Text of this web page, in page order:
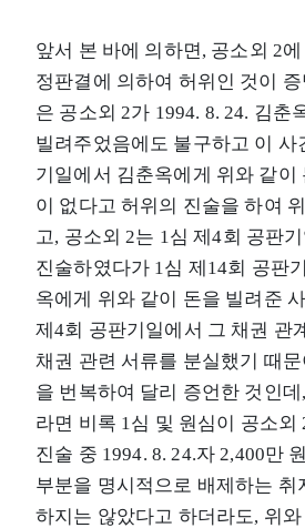
앞서 본 바에 의하면, 공소외 2
정판결에 의하여 허위인 것이
은 공소외 2가 1994. 8. 24. 김춘
빌려주었음에도 불구하고 이 사
기일에서 김춘옥에게 위와 같이
이 없다고 허위의 진술을 하여
고, 공소외 2는 1심 제4회 공판
진술하였다가 1심 제14회 공판
옥에게 위와 같이 돈을 빌려준
제4회 공판기일에서 그 채권 관
채권 관련 서류를 분실했기 때
을 번복하여 달리 증언한 것인
라면 비록 1심 및 원심이 공소외
진술 중 1994. 8. 24.자 2,400만
부분을 명시적으로 배제하는 취
하지는 않았다고 하더라도, 위